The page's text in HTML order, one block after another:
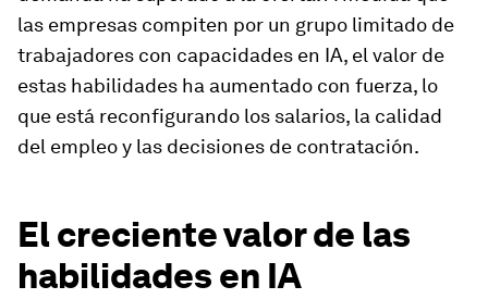
las empresas compiten por un grupo limitado de
trabajadores con capacidades en IA, el valor de
estas habilidades ha aumentado con fuerza, lo
que está reconfigurando los salarios, la calidad
del empleo y las decisiones de contratación.
El creciente valor de las
habilidades en IA